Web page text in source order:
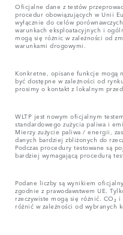
Oficjalne dane z testów
procedur obowiązujących w Unii
wyłącznie do celów
warunkach eksploatacyjnych i
mogą się różnic w zależności od
warunkami drogowymi.
Konkretne, opisane funkcje mogą
być dostępne w zależności od
prosimy o kontakt z lokalnym
WLTP jest nowym oficjalnym
standardowego zużycia paliwa i
Mierzy zużycie paliwa / energii,
danych bardziej zbliżonych do
Podczas procedury testowane są
bardziej wymagającą procedurą
Podane liczby są wynikiem
zgodnie z prawodawstwem UE.
rzeczywiste mogą się różnić. CO₂
różnić w zależności od wybranych